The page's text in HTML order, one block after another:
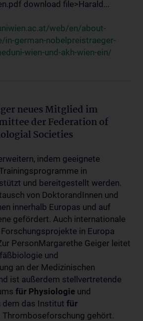
download file>Harald...
web/en/about-
german-nobelpreistraeger-
wien-und-akh-wien-ein/
neues Mitglied im
der Federation of
Societies
indem geeignete
in
und bereitgestellt werden.
von DoktorandInnen und
innerhalb Europas und auf
gefördert. Auch internationale
in Europa
PersonMargarethe Geiger leitet
und
an der Medizinischen
ist außerdem stellvertretende
für Physiologie und
dem das Institut für
Thromboseforschung gehört.